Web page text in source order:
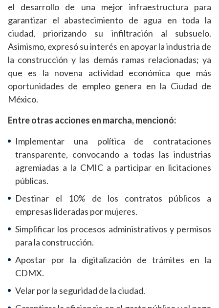
el desarrollo de una mejor infraestructura para
garantizar el abastecimiento de agua en toda la
ciudad, priorizando su infiltración al subsuelo.
Asimismo, expresó su interés en apoyar la industria de
la construcción y las demás ramas relacionadas; ya
que es la novena actividad económica que más
oportunidades de empleo genera en la Ciudad de
México.
Entre otras acciones en marcha, mencionó:
Implementar una política de contrataciones
transparente, convocando a todas las industrias
agremiadas a la CMIC a participar en licitaciones
públicas.
Destinar el 10% de los contratos públicos a
empresas lideradas por mujeres.
Simplificar los procesos administrativos y permisos
para la construcción.
Apostar por la digitalización de trámites en la
CDMX.
Velar por la seguridad de la ciudad.